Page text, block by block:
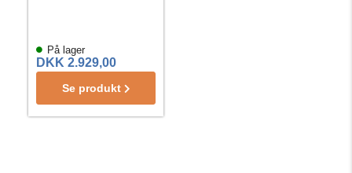
På lager
DKK 2.929,00
Se produkt